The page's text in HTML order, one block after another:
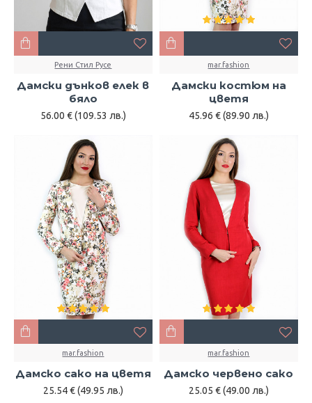
Рени Стил Русе
Дамски дънков елек в
бяло
56.00 € (109.53 лв.)
mar.fashion
Дамски костюм на
цветя
45.96 € (89.90 лв.)
mar.fashion
Дамско сако на цветя
25.54 € (49.95 лв.)
mar.fashion
Дамско червено сако
25.05 € (49.00 лв.)